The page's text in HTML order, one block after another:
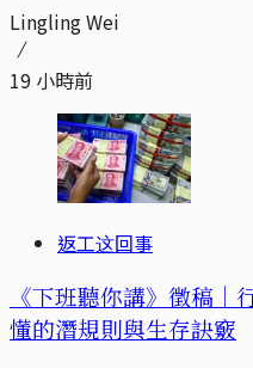
Lingling Wei
19 小時前
返工这回事
《下班聽你講》徵稿
懂的潛規則與生存訣竅